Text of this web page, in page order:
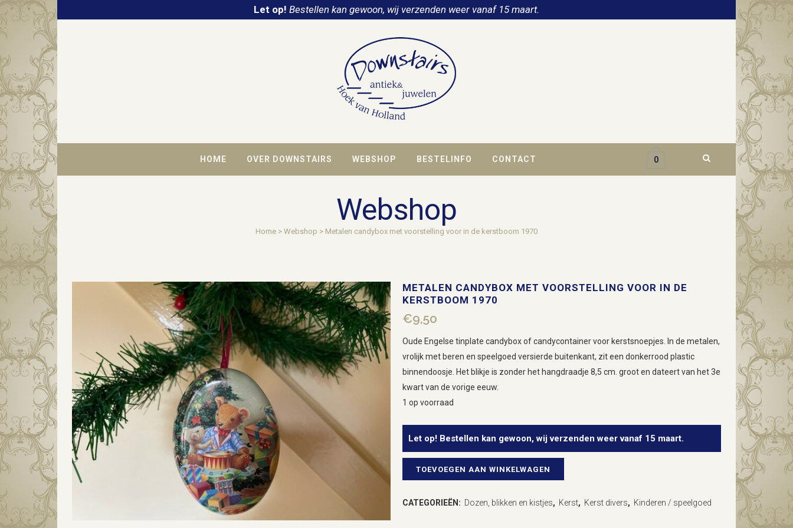
Let op! Bestellen kan gewoon, wij verzenden weer vanaf 15 maart.
HOME OVER DOWNSTAIRS WEBSHOP BESTELINFO CONTACT 0
Webshop
Home > Webshop > Metalen candybox met voorstelling voor in de kerstboom 1970
METALEN CANDYBOX MET VOORSTELLING VOOR IN DE
KERSTBOOM 1970
€9,50
Oude Engelse tinplate candybox of candycontainer voor kerstsnoepjes. In de metalen,
vrolijk met beren en speelgoed versierde buitenkant, zit een donkerrood plastic
binnendoosje. Het blikje is zonder het hangdraadje 8,5 cm. groot en dateert van het 3e
kwart van de vorige eeuw.
1 op voorraad
Let op! Bestellen kan gewoon, wij verzenden weer vanaf 15 maart.
Metalen
TOEVOEGEN AAN WINKELWAGEN
CATEGORIEËN: Dozen, blikken en kistjes, Kerst, Kerst divers, Kinderen / speelgoed